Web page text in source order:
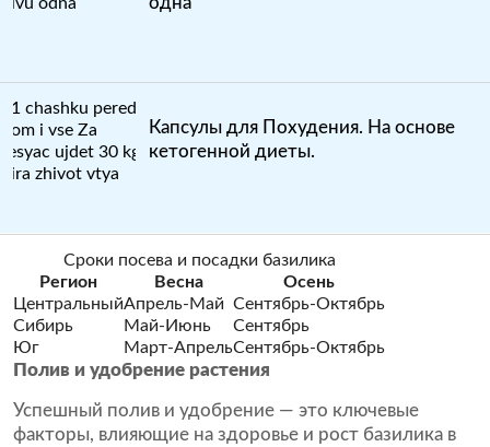
Капсулы для Похудения. На основе
кетогенной диеты.
Сроки посева и посадки базилика
Регион
Весна
Осень
ЦентральныйАпрель-Май Сентябрь-Октябрь
Сибирь
Май-Июнь
Сентябрь
Юг
Март-АпрельСентябрь-Октябрь
Полив и удобрение растения
Успешный полив и удобрение — это ключевые
факторы, влияющие на здоровье и рост базилика в